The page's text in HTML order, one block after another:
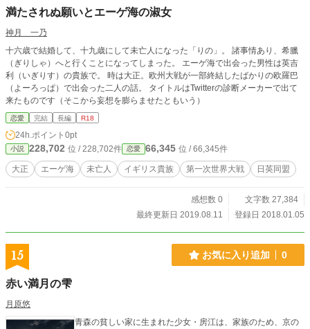
満たされぬ願いとエーゲ海の淑女
神月 一乃
十六歳で結婚して、十九歳にして未亡人になった「りの」。 諸事情あり、希臘
（ぎりしゃ）へと行くことになってしまった。 エーゲ海で出会った男性は英吉
利（いぎりす）の貴族で。 時は大正。欧州大戦が一部終結したばかりの欧羅巴
（よーろっぱ）で出会った二人の話。 タイトルはTwitterの診断メーカーで出て
来たものです（そこから妄想を膨らませたともいう）
恋愛 完結 長編 R18
24h.ポイント 0pt
小説 228,702 位 / 228,702件 恋愛 66,345 位 / 66,345件
大正 エーゲ海 未亡人 イギリス貴族 第一次世界大戦 日英同盟
感想数 0
文字数 27,384
最終更新日 2019.08.11
登録日 2018.01.05
15 お気に入り追加 0
赤い満月の雫
月原悠
青森の貧しい家に生まれた少女・房江は、家族のため、京の